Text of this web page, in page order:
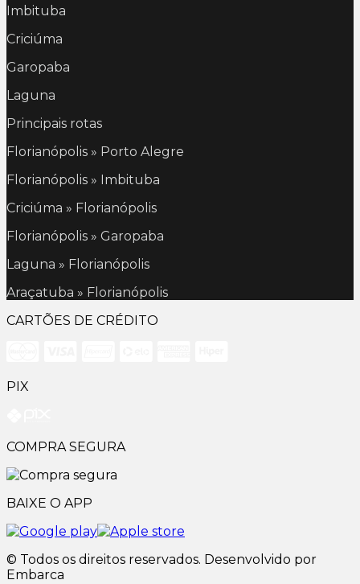
Imbituba
Criciúma
Garopaba
Laguna
Principais rotas
Florianópolis » Porto Alegre
Florianópolis » Imbituba
Criciúma » Florianópolis
Florianópolis » Garopaba
Laguna » Florianópolis
Araçatuba » Florianópolis
CARTÕES DE CRÉDITO
PIX
COMPRA SEGURA
BAIXE O APP
© Todos os direitos reservados. Desenvolvido por
Embarca